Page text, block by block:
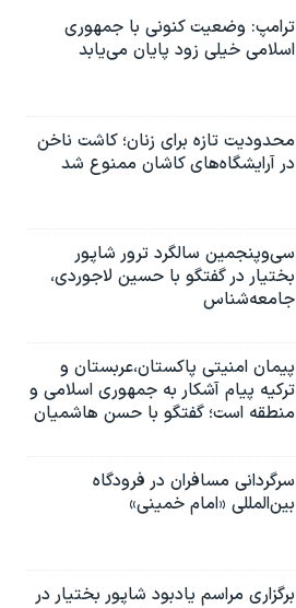
ترامپ: وضعیت کنونی با جمهوری
اسلامی خیلی زود پایان می‌یابد
محدودیت تازه برای زنان؛ کاشت ناخن
در آرایشگاه‌های کاشان ممنوع شد
سی‌وپنجمین سالگرد ترور شاپور
بختیار در گفتگو با حسین لاجوردی،
جامعه‌شناس
پیمان امنیتی پاکستان،عربستان و
ترکیه پیام آشکار به جمهوری اسلامی و
منطقه است؛ گفتگو با حسن هاشمیان
سرگردانی مسافران در فرودگاه
بین‌المللی «امام خمینی»
برگزاری مراسم یادبود شاپور بختیار در